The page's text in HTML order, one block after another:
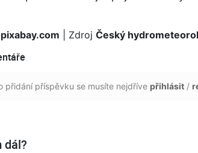
pixabay.com | Zdroj Český
přidání příspěvku se musíte nejdříve přihlásit /
dál?